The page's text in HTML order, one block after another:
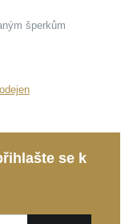
svou
umocňuje
a nabízí
šperkům
se k